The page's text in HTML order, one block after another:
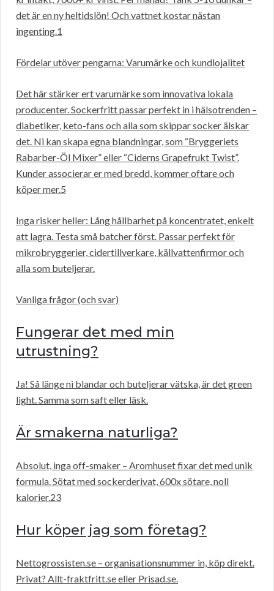
det är en ny heltidslön! Och vattnet kostar nästan
ingenting.1
Fördelar utöver pengarna: Varumärke och kundlojalitet
Det här stärker ert varumärke som innovativa lokala
producenter. Sockerfritt passar perfekt in i hälsotrenden –
diabetiker, keto-fans och alla som skippar socker älskar
det. Ni kan skapa egna blandningar, som “Bryggeriets
Rabarber-Öl Mixer” eller “Ciderns Grapefrukt Twist”.
Kunder associerar er med bredd, kommer oftare och
köper mer.5
Inga risker heller: Lång hållbarhet på koncentratet, enkelt
att lagra. Testa små batcher först. Passar perfekt för
mikrobryggerier, cidertillverkare, källvattenfirmor och
alla som buteljerar.
Vanliga frågor (och svar)
Fungerar det med min
utrustning?
Ja! Så länge ni blandar och buteljerar vätska, är det green
light. Samma som saft eller läsk.
Är smakerna naturliga?
Absolut, inga off-smaker – Aromhuset fixar det med unik
formula. Sötat med sockerderivat, 600x sötare, noll
kalorier.23
Hur köper jag som företag?
Nettogrossisten.se – organisationsnummer in, köp direkt.
Privat? Allt-fraktfritt.se eller Prisad.se.